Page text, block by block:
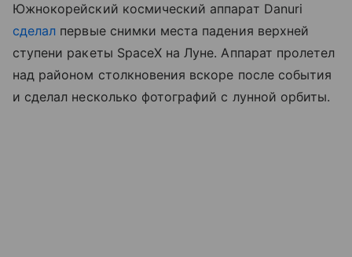
Южнокорейский космический аппарат Danuri
сделал первые снимки места падения верхней
ступени ракеты SpaceX на Луне. Аппарат пролетел
над районом столкновения вскоре после события
и сделал несколько фотографий с лунной орбиты.